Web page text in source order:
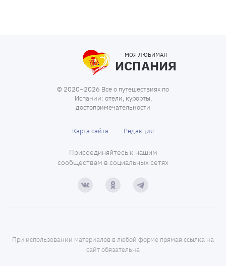
МОЯ ЛЮБИМАЯ
ИСПАНИЯ
© 2020–2026 Все о путешествиях по
Испании: отели, курорты,
достопримечательности
Карта сайта Редакция
Присоединяйтесь к нашим
сообществам в социальных сетях
При использовании материалов в любой форме прямая ссылка на
сайт обязательна